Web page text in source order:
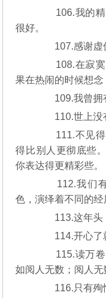
106.我的精
很好。
107.感谢虚伪
108.在寂寞
果在热闹的时候想念
109.我曾拥有
110.世上没有
111.不见得
得比别人更彻底些
你表达得更精彩些。
112.我们有
色，演绎着不同的经
113.这年头，
114.开心了就
115.读万卷
如阅人无数；阅人无
116.只有殉情